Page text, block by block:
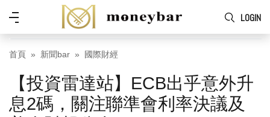
Skip to main content
LOGIN
功
能
表
首頁 新聞bar 國際財經
【投資雷達站】ECB出乎意外升
息2碼，關注聯準會利率決議及